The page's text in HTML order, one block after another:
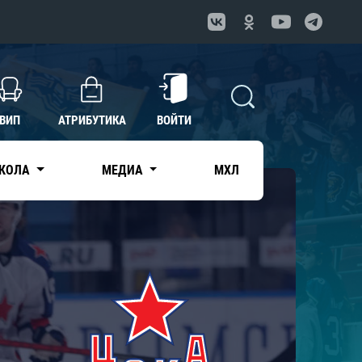
ВИП АТРИБУТИКА ВОЙТИ
МЕДИА МХЛ